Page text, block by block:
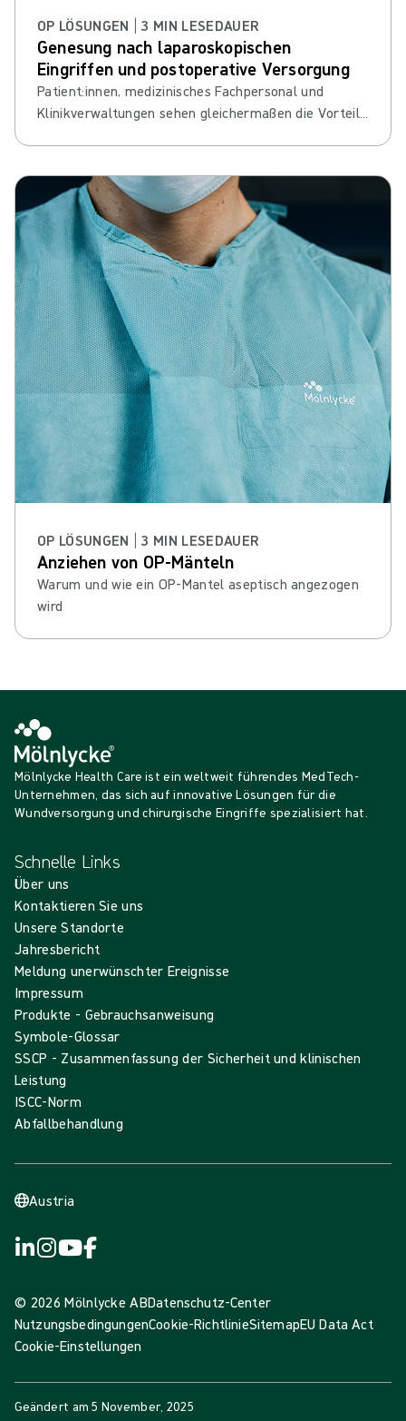
OP LÖSUNGEN | 3 MIN LESEDAUER
Genesung nach laparoskopischen
Eingriffen und postoperative Versorgung
Patient:innen, medizinisches Fachpersonal und
Klinikverwaltungen sehen gleichermaßen die Vorteile
OP LÖSUNGEN | 3 MIN LESEDAUER
Anziehen von OP-Mänteln
Warum und wie ein OP-Mantel aseptisch angezogen
wird
Mölnlycke Health Care ist ein weltweit führendes MedTech-
Unternehmen, das sich auf innovative Lösungen für die
Wundversorgung und chirurgische Eingriffe spezialisiert hat.
Schnelle Links
Über uns
Kontaktieren Sie uns
Unsere Standorte
Jahresbericht
Meldung unerwünschter Ereignisse
Impressum
Produkte - Gebrauchsanweisung
Symbole-Glossar
SSCP - Zusammenfassung der Sicherheit und klinischen
Leistung
ISCC-Norm
Abfallbehandlung
Austria
© 2026 Mölnlycke ABDatenschutz-Center
NutzungsbedingungenCookie-RichtlinieSitemapEU Data Act
Cookie-Einstellungen
Geändert am5 November, 2025